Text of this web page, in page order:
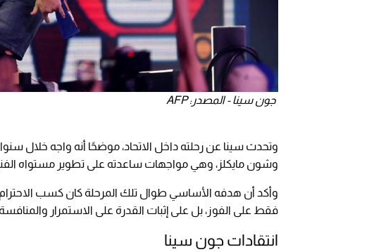
جون سينا - المصدر: AFP
وتحدث سينا عن رحلته داخل الاتحاد، موضحًا أنه واجه خلال
وشون مايكلز، وهي مواجهات ساعدته على تطوير مستواه
وأكد أن هدفه الأساسي طوال تلك المرحلة كان كسب الاحترام
فقط على الفوز، بل على إثبات القدرة على الاستمرار
انتقادات جون سينا